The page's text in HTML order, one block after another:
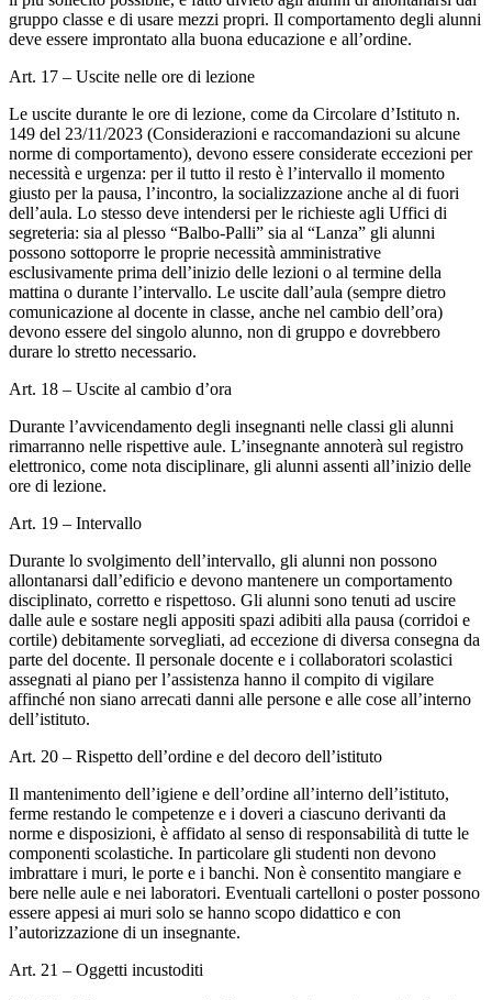
gruppo classe e di usare mezzi propri. Il comportamento degli alunni
deve essere improntato alla buona educazione e all’ordine.
Art. 17 – Uscite nelle ore di lezione
Le uscite durante le ore di lezione, come da Circolare d’Istituto n.
149 del 23/11/2023 (Considerazioni e raccomandazioni su alcune
norme di comportamento), devono essere considerate eccezioni per
necessità e urgenza: per il tutto il resto è l’intervallo il momento
giusto per la pausa, l’incontro, la socializzazione anche al di fuori
dell’aula. Lo stesso deve intendersi per le richieste agli Uffici di
segreteria: sia al plesso “Balbo-Palli” sia al “Lanza” gli alunni
possono sottoporre le proprie necessità amministrative
esclusivamente prima dell’inizio delle lezioni o al termine della
mattina o durante l’intervallo. Le uscite dall’aula (sempre dietro
comunicazione al docente in classe, anche nel cambio dell’ora)
devono essere del singolo alunno, non di gruppo e dovrebbero
durare lo stretto necessario.
Art. 18 – Uscite al cambio d’ora
Durante l’avvicendamento degli insegnanti nelle classi gli alunni
rimarranno nelle rispettive aule. L’insegnante annoterà sul registro
elettronico, come nota disciplinare, gli alunni assenti all’inizio delle
ore di lezione.
Art. 19 – Intervallo
Durante lo svolgimento dell’intervallo, gli alunni non possono
allontanarsi dall’edificio e devono mantenere un comportamento
disciplinato, corretto e rispettoso. Gli alunni sono tenuti ad uscire
dalle aule e sostare negli appositi spazi adibiti alla pausa (corridoi e
cortile) debitamente sorvegliati, ad eccezione di diversa consegna da
parte del docente. Il personale docente e i collaboratori scolastici
assegnati al piano per l’assistenza hanno il compito di vigilare
affinché non siano arrecati danni alle persone e alle cose all’interno
dell’istituto.
Art. 20 – Rispetto dell’ordine e del decoro dell’istituto
Il mantenimento dell’igiene e dell’ordine all’interno dell’istituto,
ferme restando le competenze e i doveri a ciascuno derivanti da
norme e disposizioni, è affidato al senso di responsabilità di tutte le
componenti scolastiche. In particolare gli studenti non devono
imbrattare i muri, le porte e i banchi. Non è consentito mangiare e
bere nelle aule e nei laboratori. Eventuali cartelloni o poster possono
essere appesi ai muri solo se hanno scopo didattico e con
l’autorizzazione di un insegnante.
Art. 21 – Oggetti incustoditi